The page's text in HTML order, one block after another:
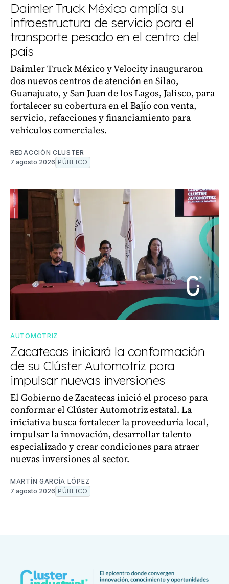
Daimler Truck México amplía su
infraestructura de servicio para el
transporte pesado en el centro del
país
Daimler Truck México y Velocity inauguraron
dos nuevos centros de atención en Silao,
Guanajuato, y San Juan de los Lagos, Jalisco, para
fortalecer su cobertura en el Bajío con venta,
servicio, refacciones y financiamiento para
vehículos comerciales.
REDACCIÓN CLUSTER
7 agosto 2026 PÚBLICO
AUTOMOTRIZ
Zacatecas iniciará la conformación
de su Clúster Automotriz para
impulsar nuevas inversiones
El Gobierno de Zacatecas inició el proceso para
conformar el Clúster Automotriz estatal. La
iniciativa busca fortalecer la proveeduría local,
impulsar la innovación, desarrollar talento
especializado y crear condiciones para atraer
nuevas inversiones al sector.
MARTÍN GARCÍA LÓPEZ
7 agosto 2026 PÚBLICO